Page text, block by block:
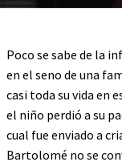
Poco se sabe de la
en el seno de una
casi toda su vida en
el niño perdió a su
cual fue enviado a
Bartolomé no se